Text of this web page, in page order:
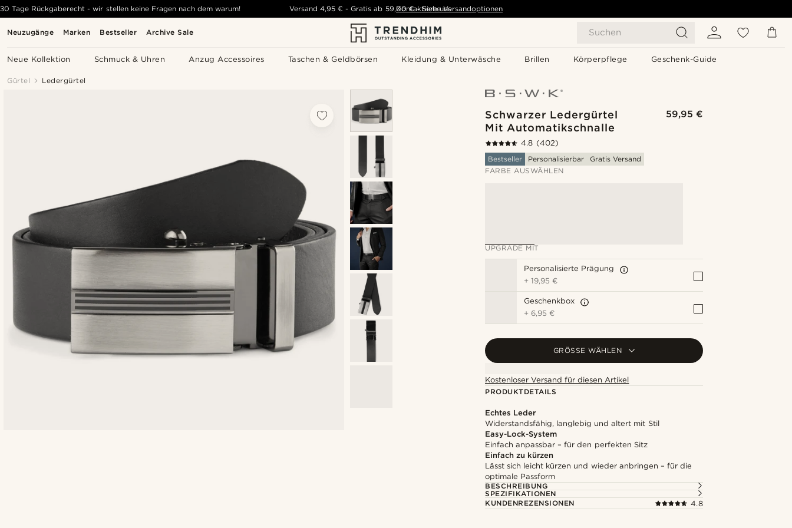
Neuzugänge Marken Bestseller Archive Sale Suchen
Neue Kollektion Schmuck & Uhren Anzug Accessoires Taschen & Geldbörsen Kleidung & Unterwäsche Brillen Körperpflege Geschenk-Guide
30 Tage Rückgaberecht - wir stellen keine Fragen nach dem warum! Versand 4,95 € -Gratis ab 59,00 € - Siehe Versandoptionen
Kontaktiere uns
Gürtel Ledergürtel
Schwarzer Ledergürtel
Mit Automatikschnalle
59,95 €
4.8 (402)
Bestseller
Personalisierbar
Gratis Versand
FARBE AUSWÄHLEN
UPGRADE MIT
Personalisierte Prägung
+19,95 €
Geschenkbox
+6,95 €
GRÖSSE WÄHLEN
Kostenloser Versand für diesen Artikel
PRODUKTDETAILS
Echtes Leder
Widerstandsfähig, langlebig und altert mit Stil
Easy-Lock-System
Einfach anpassbar – für den perfekten Sitz
Einfach zu kürzen
Lässt sich leicht kürzen und wieder anbringen – für die
optimale Passform
BESCHREIBUNG
SPEZIFIKATIONEN
KUNDENREZENSIONEN
4.8